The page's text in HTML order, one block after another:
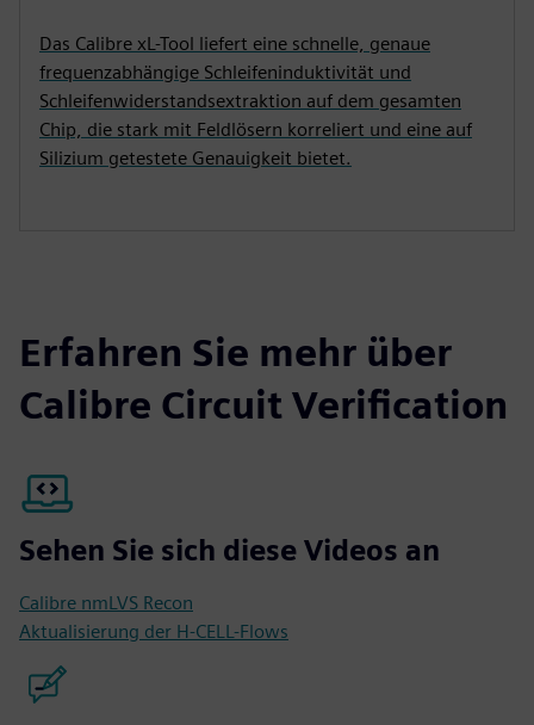
Das Calibre xL-Tool liefert eine schnelle, genaue
frequenzabhängige Schleifeninduktivität und
Schleifenwiderstandsextraktion auf dem gesamten
Chip, die stark mit Feldlösern korreliert und eine auf
Silizium getestete Genauigkeit bietet.
Erfahren Sie mehr über
Calibre Circuit Verification
Sehen Sie sich diese Videos an
Calibre nmLVS Recon
Aktualisierung der H-CELL-Flows